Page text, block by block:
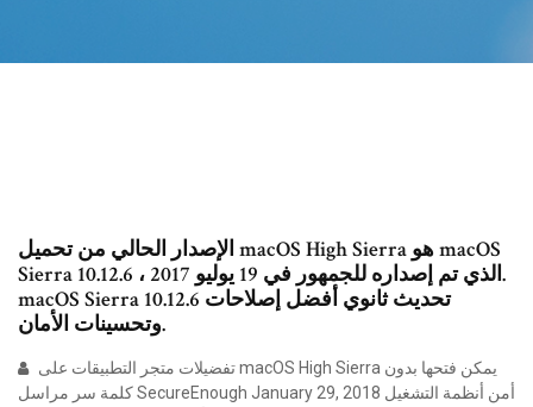
الإصدار الحالي من تحميل macOS High Sierra هو macOS
Sierra 10.12.6 ، الذي تم إصداره للجمهور في 19 يوليو 2017.
macOS Sierra 10.12.6 تحديث ثانوي أفضل إصلاحات
وتحسينات الأمان.
كلمة سر مراسل SecureEnough January 29, 2018 أمن أنظمة التشغيل